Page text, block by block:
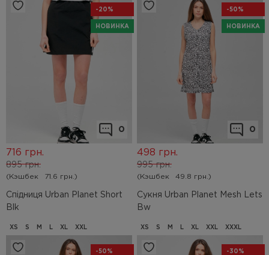
-20%
НОВИНКА
0
Спідниця Urban Planet Short
Blk
895 грн.
716 грн.
(Кэшбек 71.6 грн.)
XS S M L XL XXL
-50%
НОВИНКА
0
Сукня Urban Planet Mesh Lets
Bw
995 грн.
498 грн.
(Кэшбек 49.8 грн.)
XS S M L XL XXL XXXL
-50% -30%